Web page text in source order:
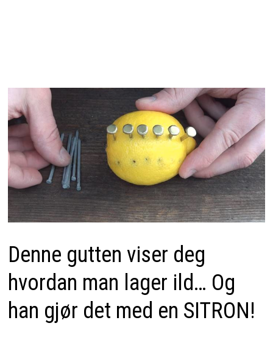
Denne gutten viser deg
hvordan man lager ild… Og
han gjør det med en SITRON!